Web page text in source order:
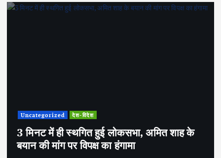
Uncategorized देश-विदेश
3 मिनट में ही स्थगित हुई लोकसभा, अमित शाह के
बयान की मांग पर विपक्ष का हंगामा